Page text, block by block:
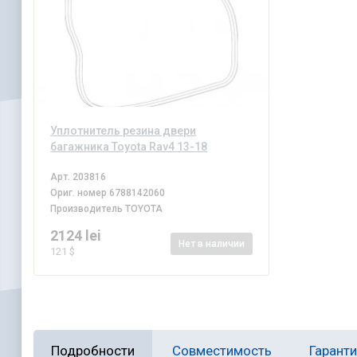
Уплотнитель резина двери
багажника Toyota Rav4 13-18
Арт. 203816
Ориг. номер 6788142060
ПроизводительTOYOTA
2124 lei
121 $
Нет в наличии
Подробности Совместимость